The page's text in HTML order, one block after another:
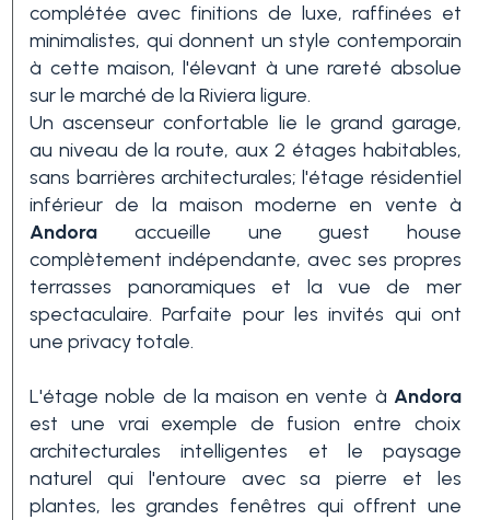
complétée avec finitions de luxe, raffinées et
minimalistes, qui donnent un style contemporain
à cette maison, l'élevant à une rareté absolue
sur le marché de la Riviera ligure.
Un ascenseur confortable lie le grand garage,
au niveau de la route, aux 2 étages habitables,
sans barrières architecturales; l'étage résidentiel
inférieur de la maison moderne en vente à
Andora accueille une guest house
complètement indépendante, avec ses propres
terrasses panoramiques et la vue de mer
spectaculaire. Parfaite pour les invités qui ont
une privacy totale.
L'étage noble de la maison en vente à Andora
est une vrai exemple de fusion entre choix
architecturales intelligentes et le paysage
naturel qui l'entoure avec sa pierre et les
plantes, les grandes fenêtres qui offrent une
1
2
3+
Autres
options
-
multiple
Jardin